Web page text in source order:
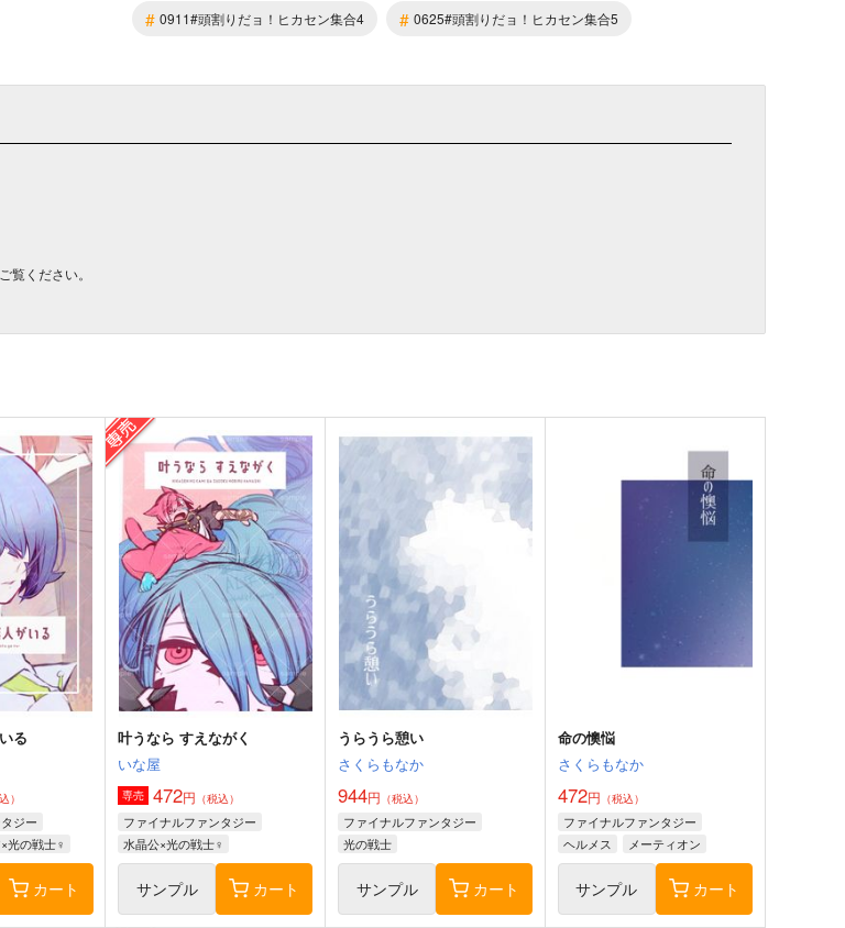
# 0911#頭割りだョ！ヒカセン集合4 # 0625#頭割りだョ！ヒカセン集合5
覧ください。
る
）
ジー
光の戦士♀
カート
叶うなら すえながく
いな屋
専売 472円 （税込）
ファイナルファンタジー
水晶公×光の戦士♀
サンプル カート
うらうら憩い
さくらもなか
944円 （税込）
ファイナルファンタジー
光の戦士
サンプル カート
命の懊悩
さくらもなか
472円 （税込）
ファイナルファンタジー
ヘルメス
メーティオン
サンプル カート